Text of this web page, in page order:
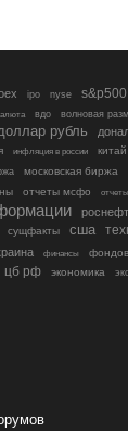
ipo nyse s&p500
вдо волновая
рубль
инфляция в россии китай
московская биржа
отчеты мсфо
сущфакты сша
финансы
цб рф экономика